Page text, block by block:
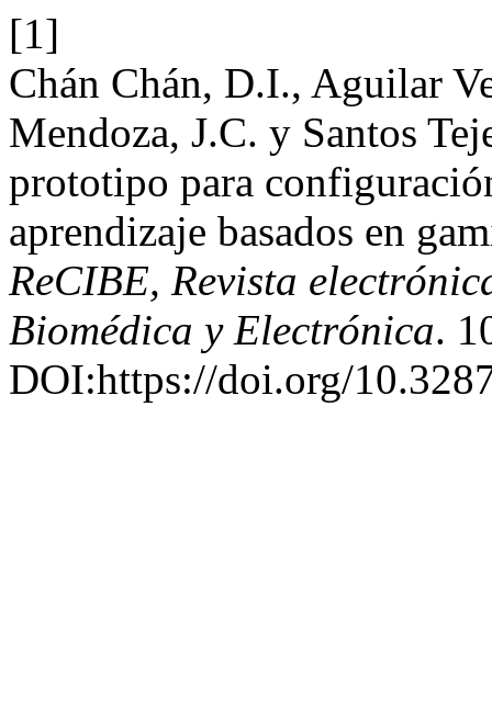
[1]
Chán Chán, D.I., Aguilar
Mendoza, J.C. y Santos
prototipo para
aprendizaje basados en
ReCIBE, Revista
Biomédica y Electrónica.
DOI:https://doi.org/